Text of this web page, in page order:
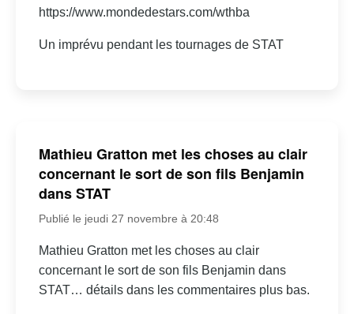
https://www.mondedestars.com/wthba
Un imprévu pendant les tournages de STAT
Mathieu Gratton met les choses au clair
concernant le sort de son fils Benjamin
dans STAT
Publié le jeudi 27 novembre à 20:48
Mathieu Gratton met les choses au clair
concernant le sort de son fils Benjamin dans
STAT… détails dans les commentaires plus bas.